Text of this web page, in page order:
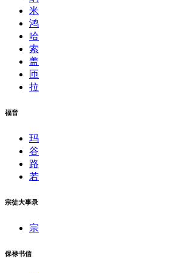
米
鸿
哈
索
盖
匝
拉
福音
玛
谷
路
若
宗徒大事录
宗
保禄书信